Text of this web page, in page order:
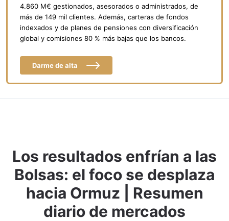
4.860 M€ gestionados, asesorados o administrados, de
más de 149 mil clientes. Además, carteras de fondos
indexados y de planes de pensiones con diversificación
global y comisiones 80 % más bajas que los bancos.
Darme de alta
Los resultados enfrían a las
Bolsas: el foco se desplaza
hacia Ormuz | Resumen
diario de mercados